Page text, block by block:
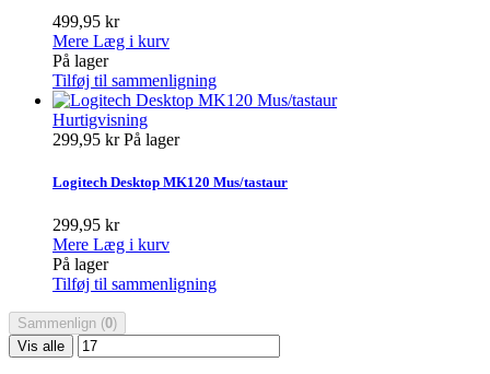
499,95 kr
Mere Læg i kurv
På lager
Tilføj til sammenligning
Hurtigvisning
299,95 krPå lager
Logitech Desktop MK120 Mus/tastaur
299,95 kr
Mere Læg i kurv
På lager
Tilføj til sammenligning
Sammenlign (0)
Vis alle